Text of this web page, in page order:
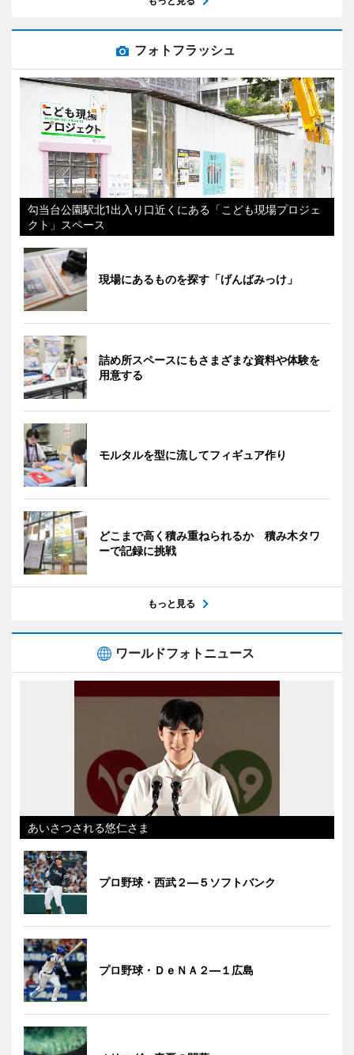
フォトフラッシュ
勾当台公園駅北1出入り口近くにある「こども現場プロジェ
クト」スペース
現場にあるものを探す「げんばみっけ」
詰め所スペースにもさまざまな資料や体験を
用意する
モルタルを型に流してフィギュア作り
どこまで高く積み重ねられるか 積み木タワ
ーで記録に挑戦
もっと見る
ワールドフォトニュース
あいさつされる悠仁さま
プロ野球・西武２―５ソフトバンク
プロ野球・ＤｅＮＡ２―１広島